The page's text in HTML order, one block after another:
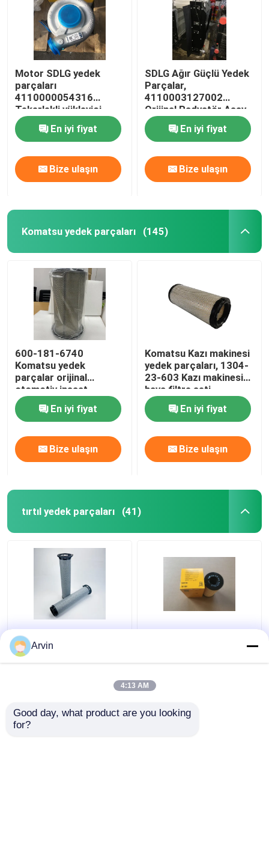
Motor SDLG yedek
parçaları
4110000054316
Tekerlekli yükleyici
turboşarj
En iyi fiyat
Bize ulaşın
SDLG Ağır Güçlü Yedek
Parçalar,
4110003127002
Orijinal Radyatör Assy
En iyi fiyat
Bize ulaşın
Komatsu yedek parçaları (145)
600-181-6740
Komatsu yedek
parçalar orijinal
otomotiv inşaat
makineleri filtreleri
En iyi fiyat
Bize ulaşın
Komatsu Kazı makinesi
yedek parçaları, 1304-
23-603 Kazı makinesi
hava filtre seti
En iyi fiyat
Bize ulaşın
tırtıl yedek parçaları (41)
5909787 Caterpillar
Filtre Yakıt Su Ayrıcı
Mühendislik yedek
Yüksek performanslı
Arvin
4:13 AM
Good day, what product are you looking
for?